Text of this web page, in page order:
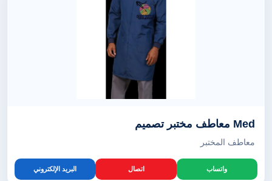
Med معاطف مختبر تصميم
معاطف المختبر
واتساب اتصال البريد الإلكتروني